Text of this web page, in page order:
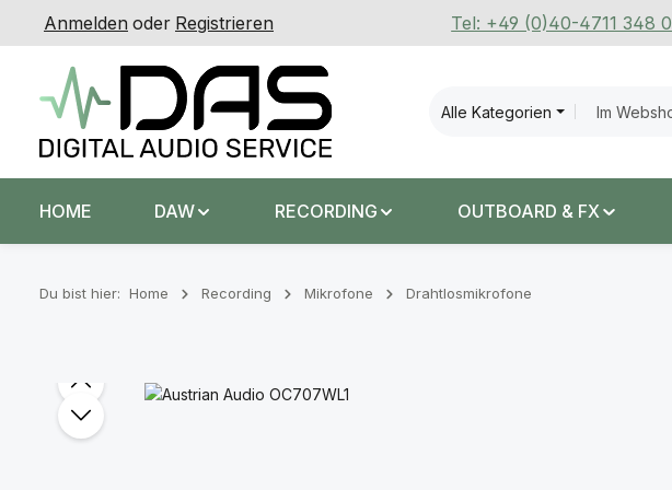
Hauptinhalt springen
Zur Suche springen
Zur Hauptnavigation springen
Anmelden oder Registrieren Tel: +49 (0)40-4711 348 0
Alle Kategorien
HOME DAW RECORDING OUTBOARD & FX
Du bist hier: Home Recording Mikrofone Drahtlosmikrofone
Bildergalerie überspringen